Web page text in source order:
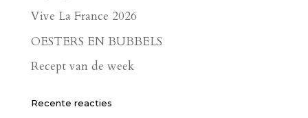
Vive La France 2026
OESTERS EN BUBBELS
Recept van de week
Recente reacties